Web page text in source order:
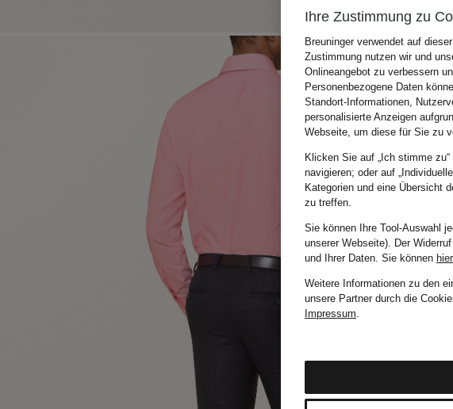
Ihre Zustimmung zu
Breuninger verwendet auf
Zustimmung nutzen wir und
Onlineangebot zu verbessern
Personenbezogene Daten
Standort-Informationen,
personalisierte Anzeigen
Webseite, um diese für Sie zu
Klicken Sie auf „Ich stimme
navigieren; oder auf
Kategorien und eine Übersicht
zu treffen.
Sie können Ihre Tool-Auswahl
unserer Webseite). Der
und Ihrer Daten. Sie können hier
Weitere Informationen zu den
unsere Partner durch die
Impressum.